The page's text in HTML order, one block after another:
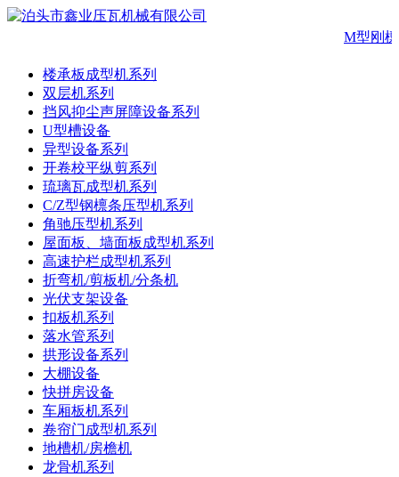
M型刚
楼承板成型机系列
双层机系列
挡风抑尘声屏障设备系列
U型槽设备
异型设备系列
开卷校平纵剪系列
琉璃瓦成型机系列
C/Z型钢檩条压型机系列
角驰压型机系列
屋面板、墙面板成型机系列
高速护栏成型机系列
折弯机/剪板机/分条机
光伏支架设备
扣板机系列
落水管系列
拱形设备系列
大棚设备
快拼房设备
车厢板机系列
卷帘门成型机系列
地槽机/房檐机
龙骨机系列